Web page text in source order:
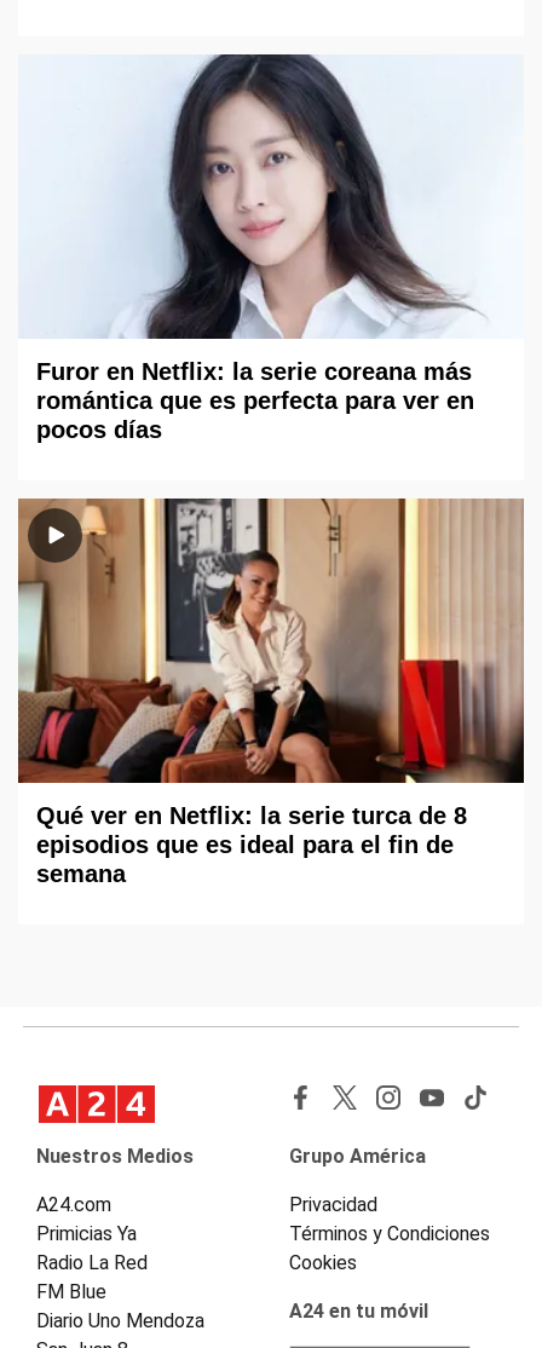
Furor en Netflix: la serie coreana más
romántica que es perfecta para ver en
pocos días
Qué ver en Netflix: la serie turca de 8
episodios que es ideal para el fin de
semana
Nuestros Medios
A24.com
Primicias Ya
Radio La Red
FM Blue
Diario Uno Mendoza
Grupo América
Privacidad
Términos y Condiciones
Cookies
A24 en tu móvil